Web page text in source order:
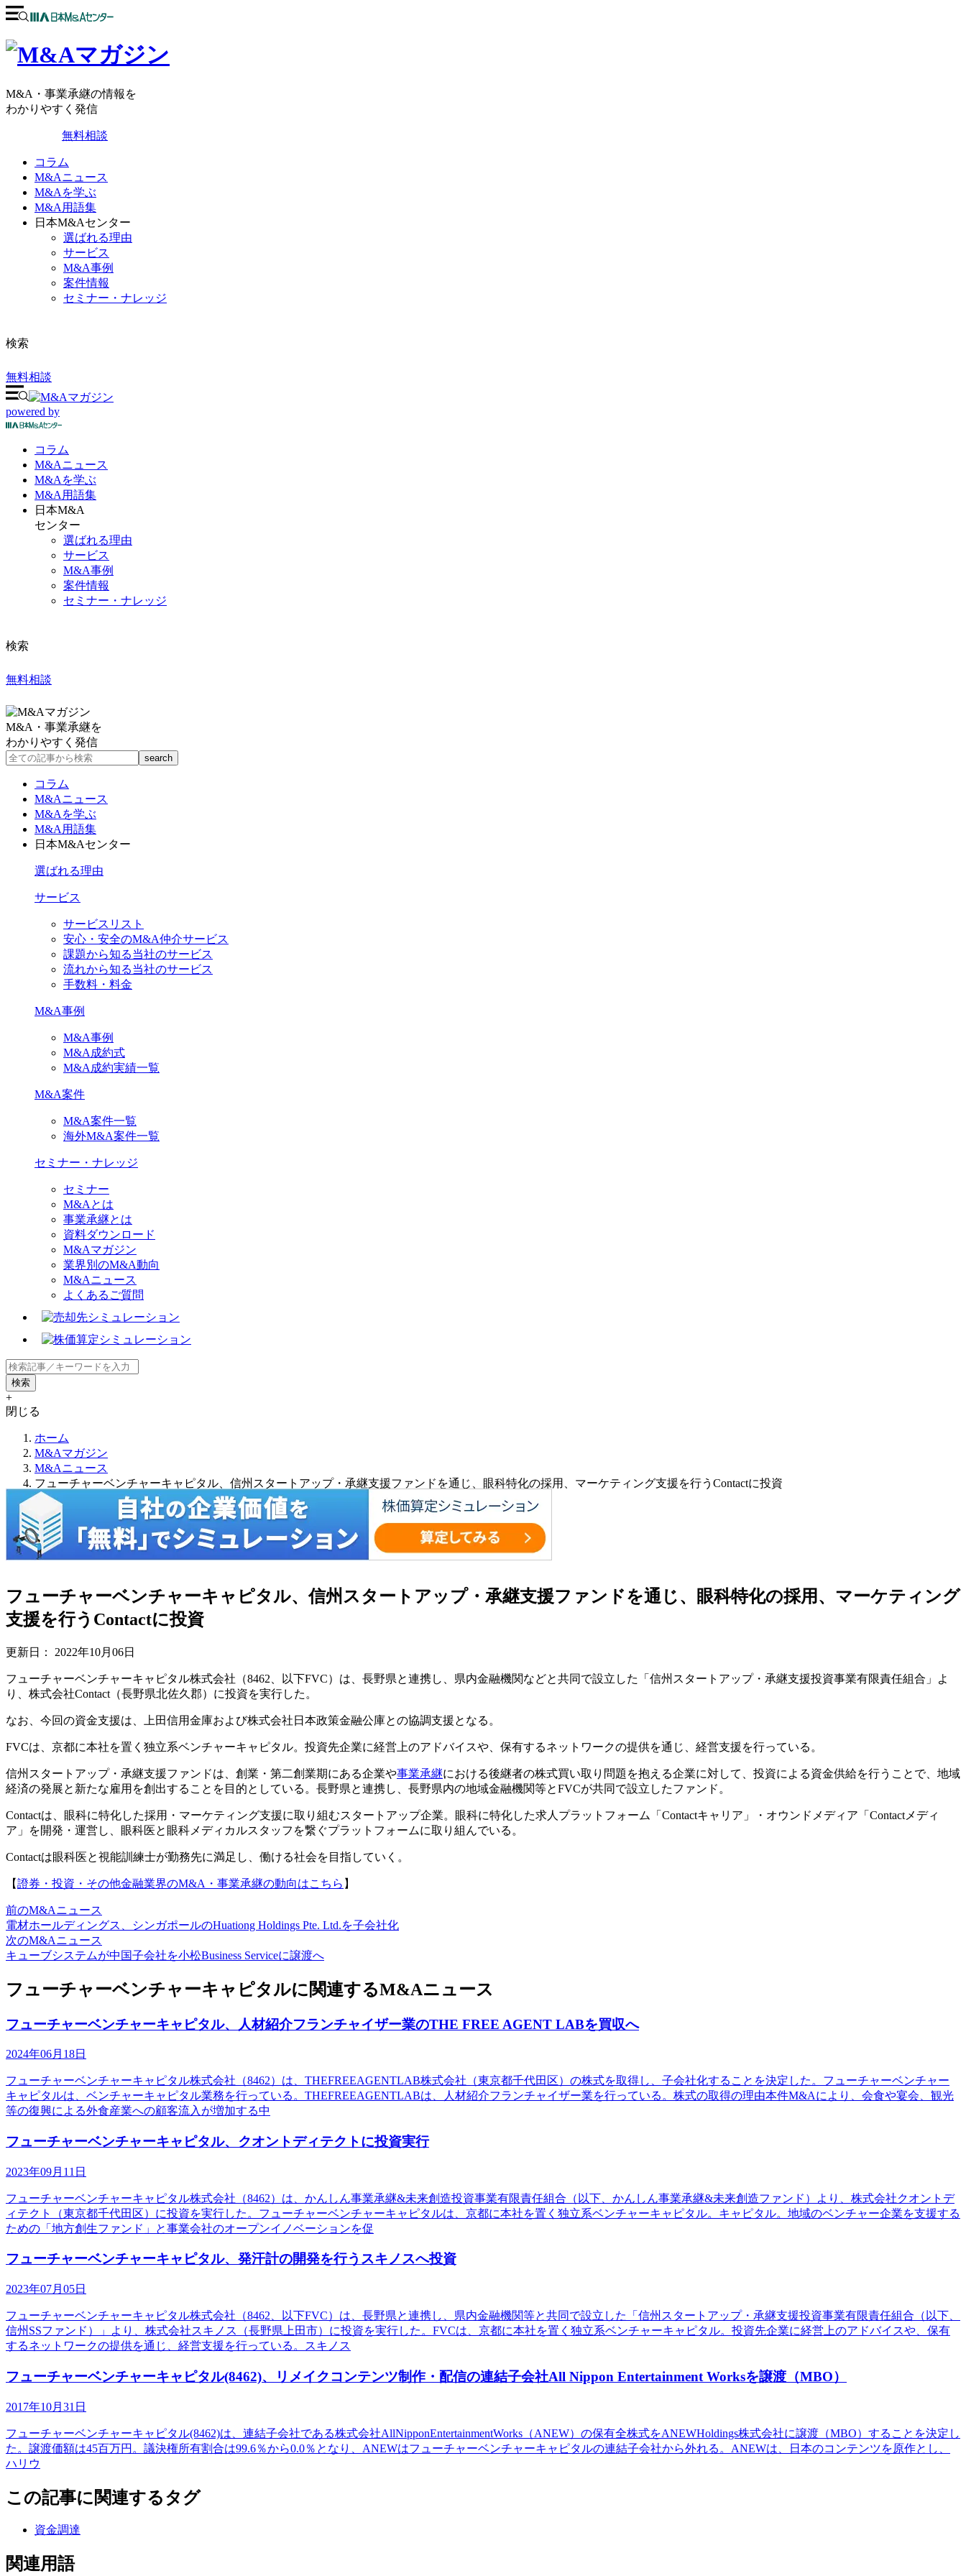
M&A・事業承継の情報を
わかりやすく発信
無料相談
コラム
M&Aニュース
M&Aを学ぶ
M&A用語集
日本M&Aセンター
選ばれる理由
サービス
M&A事例
案件情報
セミナー・ナレッジ
検索
無料相談
powered by
コラム
M&Aニュース
M&Aを学ぶ
M&A 用語集
日本M&A
センター
選ばれる理由
サービス
M&A事例
案件情報
セミナー・ナレッジ
検索
無料相談
M&A・事業承継を
わかりやすく発信
コラム
M&Aニュース
M&Aを学ぶ
M&A用語集
日本M&Aセンター
選ばれる理由
サービス
サービスリスト
安心・安全のM&A仲介サービス
課題から知る当社のサービス
流れから知る当社のサービス
手数料・料金
M&A事例
M&A事例
M&A成約式
M&A成約実績一覧
M&A案件
M&A案件一覧
海外M&A案件一覧
セミナー・ナレッジ
セミナー
M&Aとは
事業承継とは
資料ダウンロード
M&Aマガジン
業界別のM&A動向
M&Aニュース
よくあるご質問
+
閉じる
ホーム
M&Aマガジン
M&Aニュース
フューチャーベンチャーキャピタル、信州スタートアップ・承継支援ファンドを通じ、眼科特化の採用、マーケティング支援を行うContactに投資
フューチャーベンチャーキャピタル、信州スタートアップ・承継支援ファンドを通じ、眼科特化の採用、マーケティング
支援を行うContactに投資
更新日： 2022年10月06日
フューチャーベンチャーキャピタル株式会社（8462、以下FVC）は、長野県と連携し、県内金融機関などと共同で設立した「信州スタートアップ・承継支援投資事業有限責任組合」よ
り、株式会社Contact（長野県北佐久郡）に投資を実行した。
なお、今回の資金支援は、上田信用金庫および株式会社日本政策金融公庫との協調支援となる。
FVCは、京都に本社を置く独立系ベンチャーキャピタル。投資先企業に経営上のアドバイスや、保有するネットワークの提供を通じ、経営支援を行っている。
信州スタートアップ・承継支援ファンドは、創業・第二創業期にある企業や事業承継における後継者の株式買い取り問題を抱える企業に対して、投資による資金供給を行うことで、地域
経済の発展と新たな雇用を創出することを目的としている。長野県と連携し、長野県内の地域金融機関等とFVCが共同で設立したファンド。
Contactは、眼科に特化した採用・マーケティング支援に取り組むスタートアップ企業。眼科に特化した求人プラットフォーム「Contactキャリア」・オウンドメディア「Contactメディ
ア」を開発・運営し、眼科医と眼科メディカルスタッフを繋ぐプラットフォームに取り組んでいる。
Contactは眼科医と視能訓練士が勤務先に満足し、働ける社会を目指していく。
【證券・投資・その他金融業界のM&A・事業承継の動向はこちら 】
前のM&Aニュース
電材ホールディングス、シンガポールのHuationg Holdings Pte. Ltd.を子会社化
次のM&Aニュース
キューブシステムが中国子会社を小松Business Serviceに譲渡へ
フューチャーベンチャーキャピタルに関連するM&Aニュース
フューチャーベンチャーキャピタル、人材紹介フランチャイザー業のTHE FREE AGENT LABを買収へ
2024年06月18日
フューチャーベンチャーキャピタル株式会社（8462）は、THEFREEAGENTLAB株式会社（東京都千代田区）の株式を取得し、子会社化することを決定した。フューチャーベンチャー
キャピタルは、ベンチャーキャピタル業務を行っている。THEFREEAGENTLABは、人材紹介フランチャイザー業を行っている。株式の取得の理由本件M&Aにより、会食や宴会、観光
等の復興による外食産業への顧客流入が増加する中
フューチャーベンチャーキャピタル、クオントディテクトに投資実行
2023年09月11日
フューチャーベンチャーキャピタル株式会社（8462）は、かんしん事業承継&未来創造投資事業有限責任組合（以下、かんしん事業承継&未来創造ファンド）より、株式会社クオントデ
ィテクト（東京都千代田区）に投資を実行した。フューチャーベンチャーキャピタルは、京都に本社を置く独立系ベンチャーキャピタル。キャピタル。地域のベンチャー企業を支援する
ための「地方創生ファンド」と事業会社のオープンイノベーションを促
フューチャーベンチャーキャピタル、発汗計の開発を行うスキノスへ投資
2023年07月05日
フューチャーベンチャーキャピタル株式会社（8462、以下FVC）は、長野県と連携し、県内金融機関等と共同で設立した「信州スタートアップ・承継支援投資事業有限責任組合（以下、
信州SSファンド）」より、株式会社スキノス（長野県上田市）に投資を実行した。FVCは、京都に本社を置く独立系ベンチャーキャピタル。投資先企業に経営上のアドバイスや、保有
するネットワークの提供を通じ、経営支援を行っている。スキノス
フューチャーベンチャーキャピタル(8462)、リメイクコンテンツ制作・配信の連結子会社All Nippon Entertainment Worksを譲渡（MBO）
2017年10月31日
フューチャーベンチャーキャピタル(8462)は、連結子会社である株式会社AllNipponEntertainmentWorks（ANEW）の保有全株式をANEWHoldings株式会社に譲渡（MBO）することを決定し
た。譲渡価額は45百万円。議決権所有割合は99.6％から0.0％となり、ANEWはフューチャーベンチャーキャピタルの連結子会社から外れる。ANEWは、日本のコンテンツを原作とし、
ハリウ
この記事に関連するタグ
資金調達
関連用語